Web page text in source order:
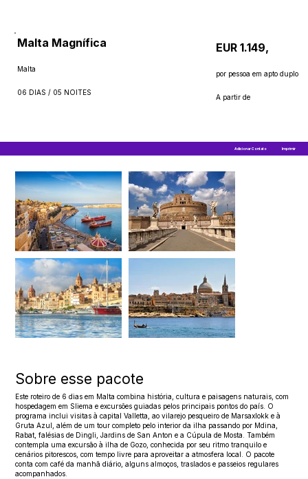
Adicionar Contato Imprimir
Malta Magnífica
Malta
06 DIAS / 05 NOITES
A partir de
EUR 1.149,
por pessoa em apto duplo
Sobre esse pacote
Este roteiro de 6 dias em Malta combina história, cultura e paisagens naturais, com
hospedagem em Sliema e excursões guiadas pelos principais pontos do país. O
programa inclui visitas à capital Valletta, ao vilarejo pesqueiro de Marsaxlokk e à
Gruta Azul, além de um tour completo pelo interior da ilha passando por Mdina,
Rabat, falésias de Dingli, Jardins de San Anton e a Cúpula de Mosta. Também
contempla uma excursão à ilha de Gozo, conhecida por seu ritmo tranquilo e
cenários pitorescos, com tempo livre para aproveitar a atmosfera local. O pacote
conta com café da manhã diário, alguns almoços, traslados e passeios regulares
acompanhados.